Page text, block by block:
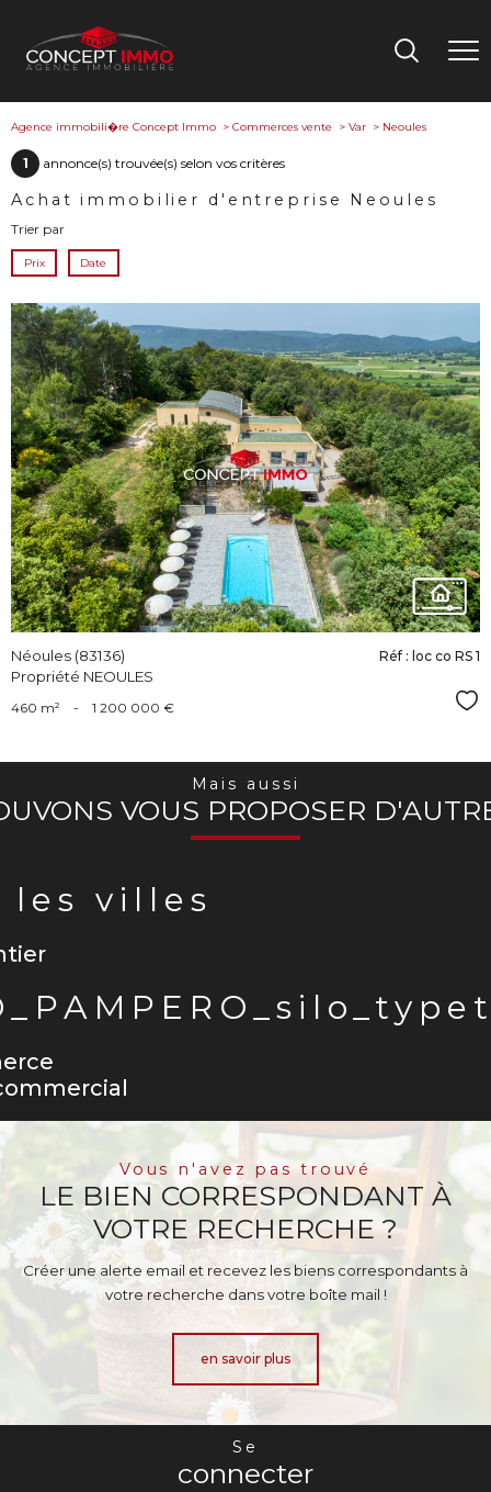
Agence immobili�re Concept Immo Commerces vente Var Neoules
1 annonce(s) trouvée(s) selon vos critères
Achat immobilier d'entreprise Neoules
Trier par
Prix Date
voir le
bien
Néoules (83136)
Propriété NEOULES
Réf : loc co RS 1
460 m² - 1 200 000 €
Mais aussi
VOUS PROPOSER
les villes
Vous n'avez pas trouvé
LE BIEN CORRESPONDANT À
VOTRE RECHERCHE ?
Créer une alerte email et recevez les biens correspondants à
votre recherche dans votre boîte mail !
en savoir plus
Se
connecter